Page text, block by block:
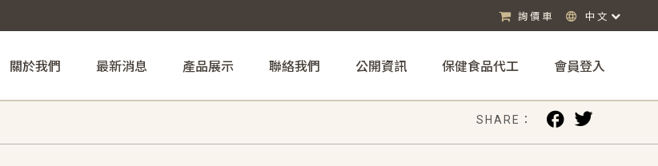
詢價車 中文
關於我們 最新消息 產品展示 聯絡我們 公開資訊 保健食品代工 會員登入
SHARE：